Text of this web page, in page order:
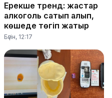
Ерекше тренд: жастар
алкоголь сатып алып,
көшеде төгіп жатыр
Бүгін, 12:17